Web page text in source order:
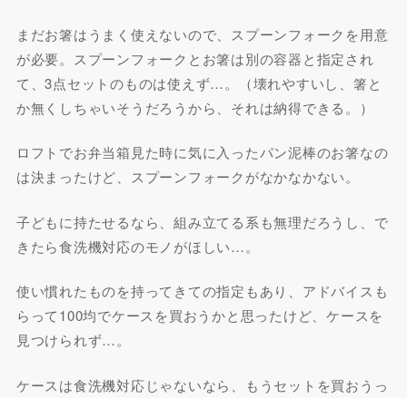
まだお箸はうまく使えないので、スプーンフォークを用意
が必要。スプーンフォークとお箸は別の容器と指定され
て、3点セットのものは使えず…。（壊れやすいし、箸と
か無くしちゃいそうだろうから、それは納得できる。）
ロフトでお弁当箱見た時に気に入ったパン泥棒のお箸なの
は決まったけど、スプーンフォークがなかなかない。
子どもに持たせるなら、組み立てる系も無理だろうし、で
きたら食洗機対応のモノがほしい…。
使い慣れたものを持ってきての指定もあり、アドバイスも
らって100均でケースを買おうかと思ったけど、ケースを
見つけられず…。
ケースは食洗機対応じゃないなら、もうセットを買おうっ